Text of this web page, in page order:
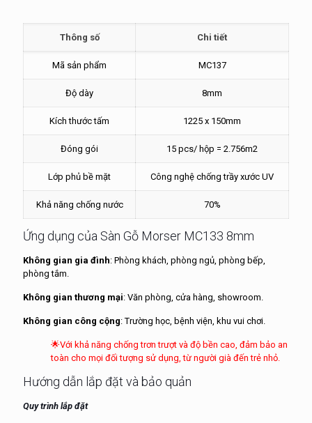
Thông số Chi tiết
Mã sản phẩm MC137
Độ dày 8mm
Kích thước tấm 1225 x 150mm
Đóng gói 15 pcs/ hộp = 2.756m2
Lớp phủ bề mặt Công nghệ chống trầy xước UV
Khả năng chống nước 70%
Ứng dụng của Sàn Gỗ Morser MC133 8mm
Không gian gia đình: Phòng khách, phòng ngủ, phòng bếp,
phòng tắm.
Không gian thương mại: Văn phòng, cửa hàng, showroom.
Không gian công cộng: Trường học, bệnh viện, khu vui chơi.
🌟Với khả năng chống trơn trượt và độ bền cao, đảm bảo an
toàn cho mọi đối tượng sử dụng, từ người già đến trẻ nhỏ.
Hướng dẫn lắp đặt và bảo quản
Quy trình lắp đặt